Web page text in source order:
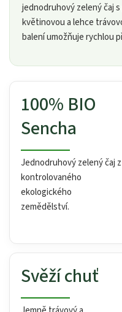
jednodruhový zelený čaj
květinovou a lehce
balení umožňuje rychlou
100% BIO
Sencha
Jednodruhový zelený čaj z
kontrolovaného
ekologického
zemědělství.
Svěží chuť